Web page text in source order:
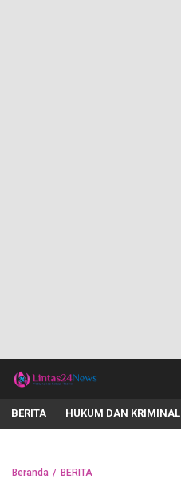
lintas24news.com
Menyingkap Setiap Realita
BERITA HUKUM DAN KRIMINAL
Beranda BERITA